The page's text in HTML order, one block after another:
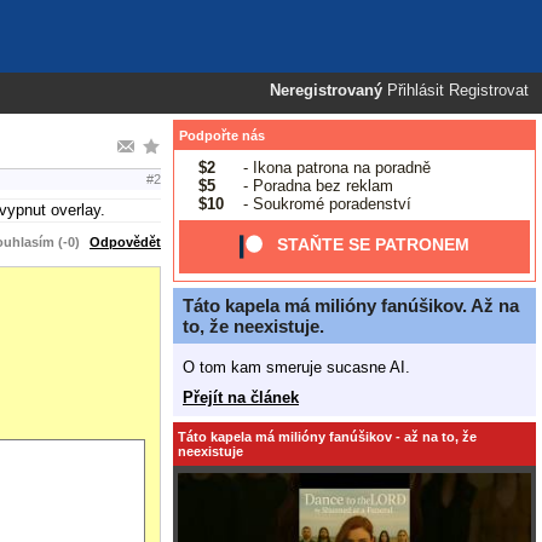
Neregistrovaný Přihlásit Registrovat
#2
overlay.
(-0) Odpovědět
Podpořte nás
$2
- Ikona patrona na poradně
$5
- Poradna bez reklam
$10
- Soukromé poradenství
STAŇTE SE PATRONEM
Táto kapela má milióny fanúšikov. Až na
to, že neexistuje.
O tom kam smeruje sucasne AI.
Přejít na článek
Táto kapela má milióny fanúšikov - až na to, že
neexistuje